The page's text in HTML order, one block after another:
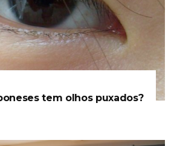
tem olhos puxados?